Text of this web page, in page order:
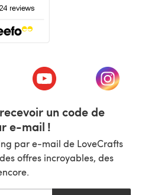
onglet)
dans un nouvel onglet)
(s'ouvre dans un(s'ouvre
un code de
e-mail !
par e-mail de LoveCrafts
offres incroyables, des